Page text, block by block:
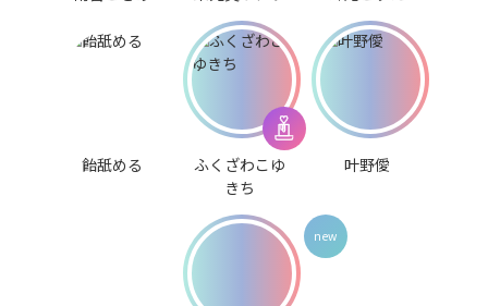
飴舐める
ふくざわこゆ
きち
叶野僾